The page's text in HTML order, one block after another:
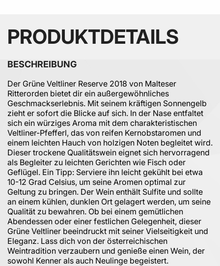
PRODUKTDETAILS
BESCHREIBUNG
Der Grüne Veltliner Reserve 2018 von Malteser
Ritterorden bietet dir ein außergewöhnliches
Geschmackserlebnis. Mit seinem kräftigen Sonnengelb
zieht er sofort die Blicke auf sich. In der Nase entfaltet
sich ein würziges Aroma mit dem charakteristischen
Veltliner-Pfefferl, das von reifen Kernobstaromen und
einem leichten Hauch von holzigen Noten begleitet wird.
Dieser trockene Qualitätswein eignet sich hervorragend
als Begleiter zu leichten Gerichten wie Fisch oder
Geflügel. Ein Tipp: Serviere ihn leicht gekühlt bei etwa
10-12 Grad Celsius, um seine Aromen optimal zur
Geltung zu bringen. Der Wein enthält Sulfite und sollte
an einem kühlen, dunklen Ort gelagert werden, um seine
Qualität zu bewahren. Ob bei einem gemütlichen
Abendessen oder einer festlichen Gelegenheit, dieser
Grüne Veltliner beeindruckt mit seiner Vielseitigkeit und
Eleganz. Lass dich von der österreichischen
Weintradition verzaubern und genieße einen Wein, der
sowohl Kenner als auch Neulinge begeistert.